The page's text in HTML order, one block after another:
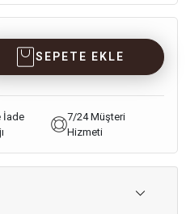
SEPETE EKLE
İade
7/24 Müşteri
Hizmeti